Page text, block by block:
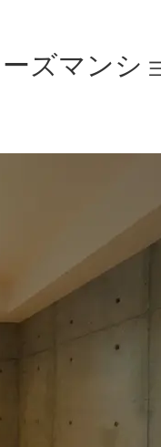
ズマンシ